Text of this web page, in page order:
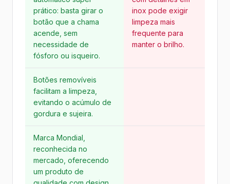
prático: basta girar o
botão que a chama
acende, sem
necessidade de
fósforo ou isqueiro.
inox pode exigir
limpeza mais
frequente para
manter o brilho.
Botões removíveis
facilitam a limpeza,
evitando o acúmulo de
gordura e sujeira.
Marca Mondial,
reconhecida no
mercado, oferecendo
um produto de